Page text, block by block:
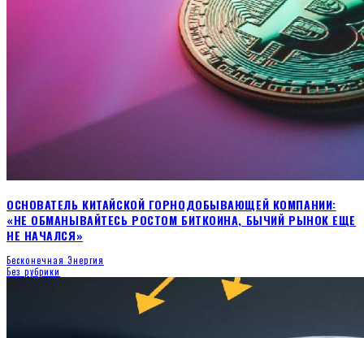
ОСНОВАТЕЛЬ КИТАЙСКОЙ ГОРНОДОБЫВАЮЩЕЙ КОМПАНИИ:
«НЕ ОБМАНЫВАЙТЕСЬ РОСТОМ БИТКОИНА, БЫЧИЙ РЫНОК ЕЩЕ
НЕ НАЧАЛСЯ»
Бесконечная Энергия
Без рубрики